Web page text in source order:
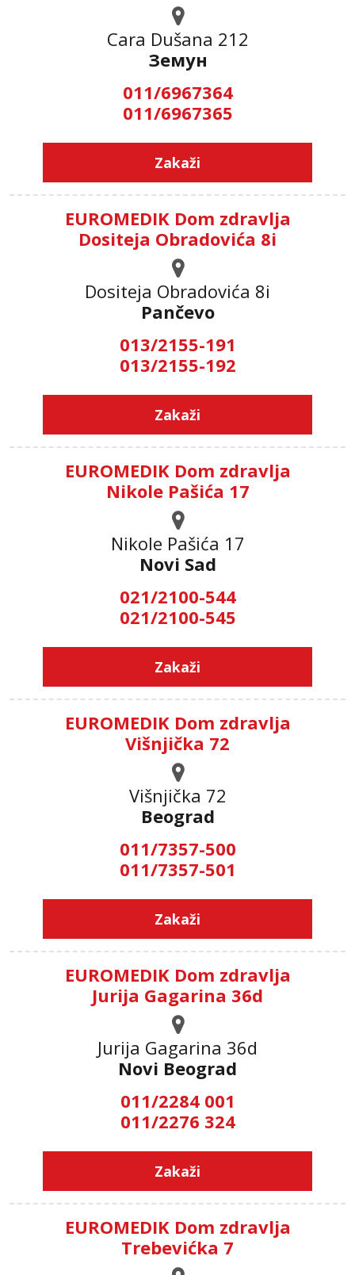
Cara Dušana 212
Земун
011/6967364
011/6967365
Zakaži
EUROMEDIK Dom zdravlja
Dositeja Obradovića 8i
Dositeja Obradovića 8i
Pančevo
013/2155-191
013/2155-192
Zakaži
EUROMEDIK Dom zdravlja
Nikole Pašića 17
Nikole Pašića 17
Novi Sad
021/2100-544
021/2100-545
Zakaži
EUROMEDIK Dom zdravlja
Višnjička 72
Višnjička 72
Beograd
011/7357-500
011/7357-501
Zakaži
EUROMEDIK Dom zdravlja
Jurija Gagarina 36d
Jurija Gagarina 36d
Novi Beograd
011/2284 001
011/2276 324
Zakaži
EUROMEDIK Dom zdravlja
Trebevićka 7